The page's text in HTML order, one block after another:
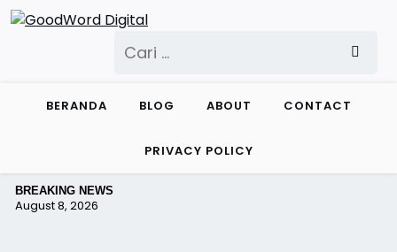
Skip
to
untuk:
BERANDA BLOG ABOUT CONTACT
PRIVACY POLICY
BREAKING NEWS
August 8, 2026